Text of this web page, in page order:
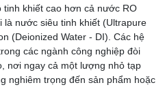
khiết cao hơn cả nước RO
nước siêu tinh khiết (Ultrapure
(Deionized Water - DI). Các hệ
các ngành công nghiệp đòi
nơi ngay cả một lượng nhỏ tạp
nghiêm trọng đến sản phẩm hoặc